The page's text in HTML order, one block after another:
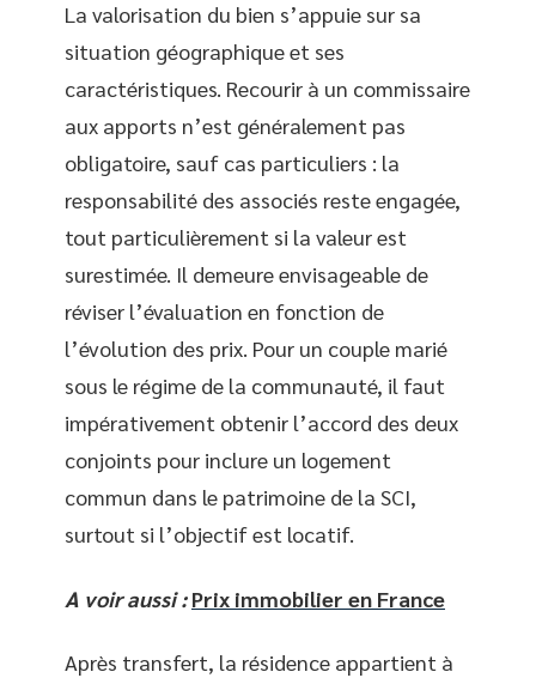
La valorisation du bien s’appuie sur sa
situation géographique et ses
caractéristiques. Recourir à un commissaire
aux apports n’est généralement pas
obligatoire, sauf cas particuliers : la
responsabilité des associés reste engagée,
tout particulièrement si la valeur est
surestimée. Il demeure envisageable de
réviser l’évaluation en fonction de
l’évolution des prix. Pour un couple marié
sous le régime de la communauté, il faut
impérativement obtenir l’accord des deux
conjoints pour inclure un logement
commun dans le patrimoine de la SCI,
surtout si l’objectif est locatif.
A voir aussi : Prix immobilier en France
Après transfert, la résidence appartient à